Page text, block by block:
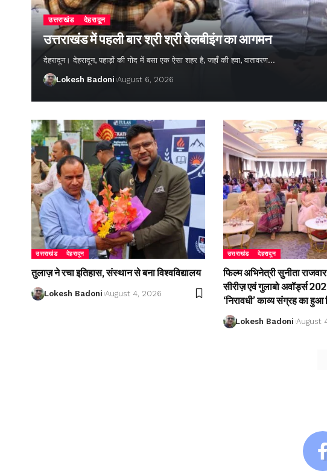
उत्तराखंड देहरादून
उत्तराखंड में पहली बार श्री श्री वेलबीइंग का आगमन
देहरादून। देहरादून, पहाड़ों की गोद में बसा एक ऐसा शहर है, जहाँ की हवा, वातावरण…
Lokesh Badoni August 6, 2026
उत्तराखंड देहरादून
तुलाज़ ने रचा इतिहास, संस्थान से बना विश्वविद्यालय
Lokesh Badoni August 4, 2026
उत्तराखंड देहरादून
फिल्म अभिनेत्री सुनीता
सीरीज़ एवं गुलाबो अवॉर्ड्स
‘निरावधी’ काव्य संग्रह का हुआ
Lokesh Badoni August